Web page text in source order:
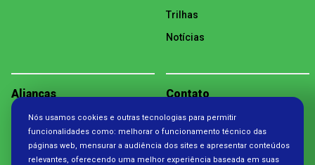
Trilhas
Notícias
Alianças Contato
Política de Privacidade
Nós usamos cookies e outras tecnologias para permitir
funcionalidades como: melhorar o funcionamento técnico das
páginas web, mensurar a audiência dos sites e apresentar conteúdos
relevantes, oferecendo uma melhor experiência baseada em suas